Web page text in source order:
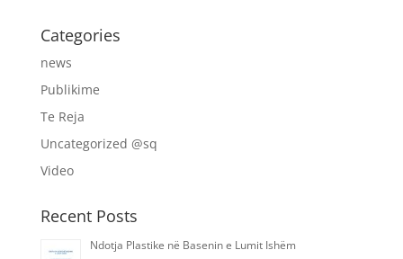
Categories
news
Publikime
Te Reja
Uncategorized @sq
Video
Recent Posts
Ndotja Plastike në Basenin e Lumit Ishëm